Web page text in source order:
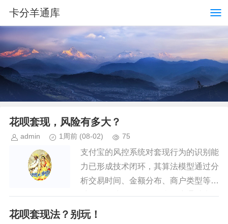
卡分羊通库
花呗套现，风险有多大？
admin 1周前 (08-02) 75
支付宝的风控系统对套现行为的识别能
力已形成技术闭环，其算法模型通过分
析交易时间、金额分布、商户类型等多
维数据构建风险画像。当用户通过虚构
消费场景将花呗额度转换为现金时，系
花呗套现法？别玩！